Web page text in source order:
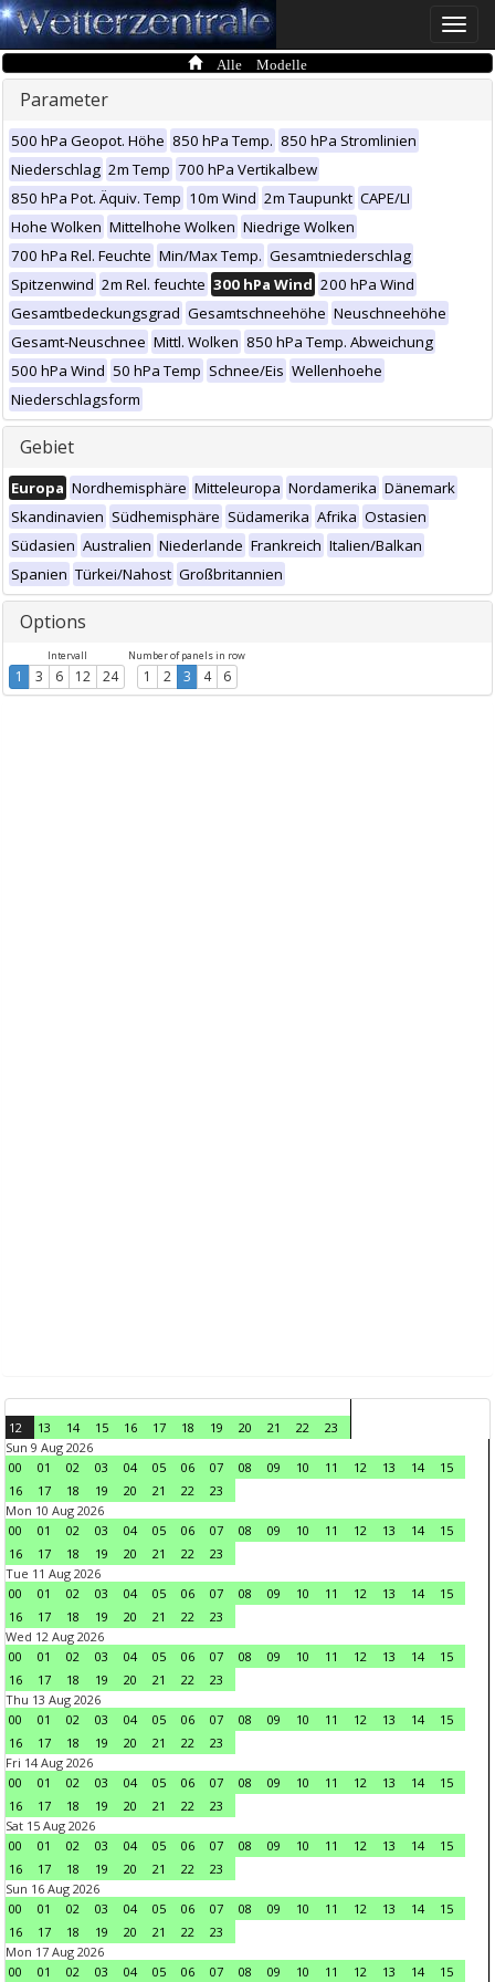
Toggle
Alle Modelle
Parameter
500 hPa Geopot. Höhe 850 hPa Temp. 850 hPa Stromlinien
Niederschlag 2m Temp 700 hPa Vertikalbew
850 hPa Pot. Äquiv. Temp 10m Wind 2m Taupunkt CAPE/LI
Hohe Wolken Mittelhohe Wolken Niedrige Wolken
700 hPa Rel. Feuchte Min/Max Temp. Gesamtniederschlag
Spitzenwind 2m Rel. feuchte 300 hPa Wind 200 hPa Wind
Gesamtbedeckungsgrad Gesamtschneehöhe Neuschneehöhe
Gesamt-Neuschnee Mittl. Wolken 850 hPa Temp. Abweichung
500 hPa Wind 50 hPa Temp Schnee/Eis Wellenhoehe
Niederschlagsform
Gebiet
Europa Nordhemisphäre Mitteleuropa Nordamerika Dänemark
Skandinavien Südhemisphäre Südamerika Afrika Ostasien
Südasien Australien Niederlande Frankreich Italien/Balkan
Spanien Türkei/Nahost Großbritannien
Options
Intervall
1 3 6 12 24
Number of panels in row
1 2 3 4 6
12 13 14 15 16 17 18 19 20 21 22
23
Sun 9 Aug 2026
00
01 02 03 04 05 06 07 08 09 10 11 12 13 14
15
16
17 18 19 20 21 22
23
Mon 10 Aug 2026
00
01 02 03 04 05 06 07 08 09 10 11 12 13 14
15
16
17 18 19 20 21 22
23
Tue 11 Aug 2026
00
01 02 03 04 05 06 07 08 09 10 11 12 13 14
15
16
17 18 19 20 21 22
23
Wed 12 Aug 2026
00
01 02 03 04 05 06 07 08 09 10 11 12 13 14
15
16
17 18 19 20 21 22
23
Thu 13 Aug 2026
00
01 02 03 04 05 06 07 08 09 10 11 12 13 14
15
16
17 18 19 20 21 22
23
Fri 14 Aug 2026
00
01 02 03 04 05 06 07 08 09 10 11 12 13 14
15
16
17 18 19 20 21 22
23
Sat 15 Aug 2026
00
01 02 03 04 05 06 07 08 09 10 11 12 13 14
15
16
17 18 19 20 21 22
23
Sun 16 Aug 2026
00
01 02 03 04 05 06 07 08 09 10 11 12 13 14
15
16
17 18 19 20 21 22
23
Mon 17 Aug 2026
00
01 02 03 04 05 06 07 08 09 10 11 12 13 14 15